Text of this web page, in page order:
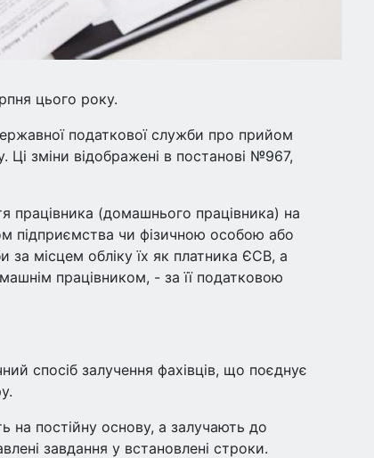
цього року.
податкової служби про прийом
Ці зміни відображені в постанові №967,
працівника (домашнього працівника) на
підприємства чи фізичною особою або
за місцем обліку їх як платника ЄСВ, а
працівником, - за її податковою
спосіб залучення фахівців, що поєднує
на постійну основу, а залучають до
завдання у встановлені строки.